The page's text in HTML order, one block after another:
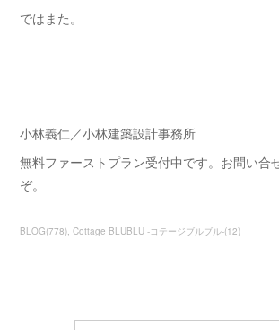
ではまた。
小林義仁／小林建築設計事務所
無料ファーストプラン受付中です。お問い合
ぞ。
BLOG(778) Cottage BLUBLU -コテージブルブル-(12)